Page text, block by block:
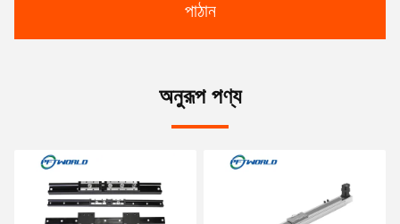
পাঠান
অনুরূপ পণ্য